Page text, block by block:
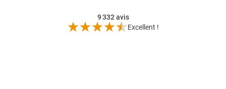
9 332avis
Excellent !